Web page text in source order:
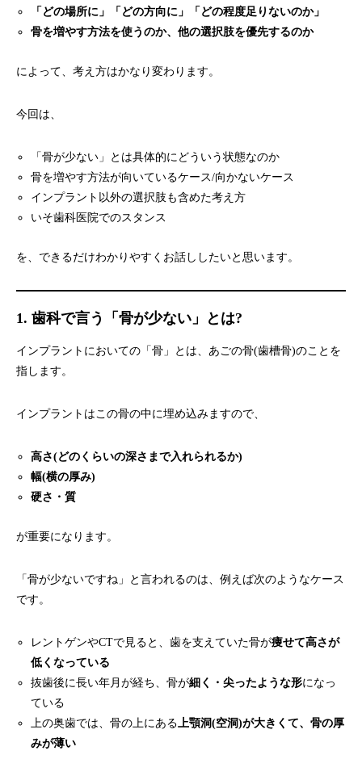
「どの場所に」「どの方向に」「どの程度足りないのか」
骨を増やす方法を使うのか、他の選択肢を優先するのか
によって、考え方はかなり変わります。
今回は、
「骨が少ない」とは具体的にどういう状態なのか
骨を増やす方法が向いているケース/向かないケース
インプラント以外の選択肢も含めた考え方
いそ歯科医院でのスタンス
を、できるだけわかりやすくお話ししたいと思います。
1. 歯科で言う「骨が少ない」とは?
インプラントにおいての「骨」とは、あごの骨(歯槽骨)のことを
指します。
インプラントはこの骨の中に埋め込みますので、
高さ(どのくらいの深さまで入れられるか)
幅(横の厚み)
硬さ・質
が重要になります。
「骨が少ないですね」と言われるのは、例えば次のようなケース
です。
レントゲンやCTで見ると、歯を支えていた骨が痩せて高さが
低くなっている
抜歯後に長い年月が経ち、骨が細く・尖ったような形になっ
ている
上の奥歯では、骨の上にある上顎洞(空洞)が大きくて、骨の厚
みが薄い